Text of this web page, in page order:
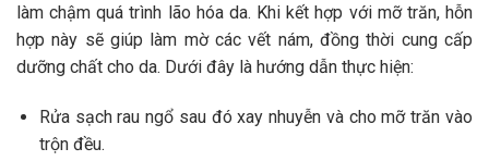
làm chậm quá trình lão hóa da. Khi kết hợp với mỡ trăn, hỗn
hợp này sẽ giúp làm mờ các vết nám, đồng thời cung cấp
dưỡng chất cho da. Dưới đây là hướng dẫn thực hiện:
Rửa sạch rau ngổ sau đó xay nhuyễn và cho mỡ trăn vào
trộn đều.